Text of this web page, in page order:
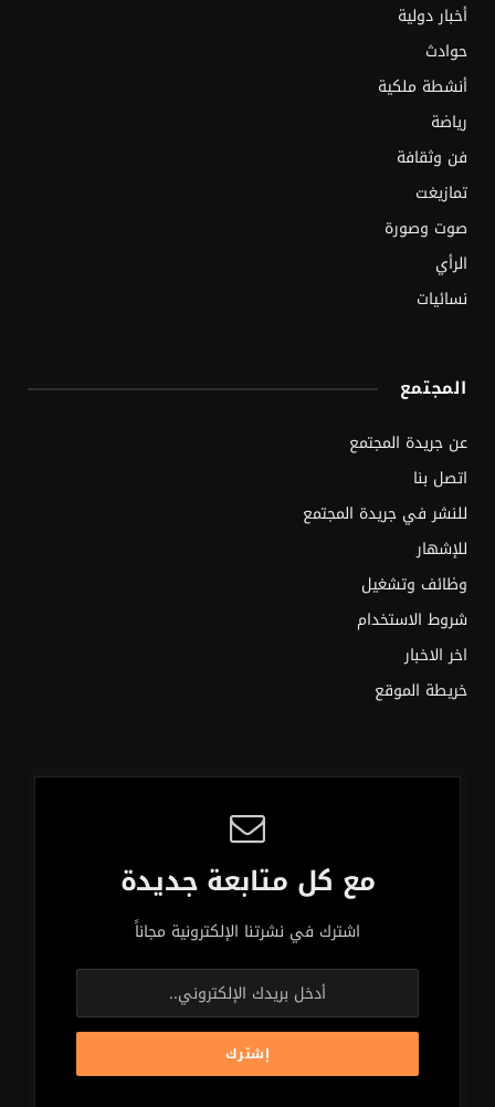
أخبار دولية
حوادث
أنشطة ملكية
رياضة
فن وثقافة
تمازيغت
صوت وصورة
الرأي
نسائيات
المجتمع
عن جريدة المجتمع
اتصل بنا
للنشر في جريدة المجتمع
للإشهار
وظائف وتشغيل
شروط الاستخدام
اخر الاخبار
خريطة الموقع
مع كل متابعة جديدة
اشترك في نشرتنا الإلكترونية مجاناً